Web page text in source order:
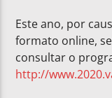
Este ano, por
formato online,
consultar o
http://